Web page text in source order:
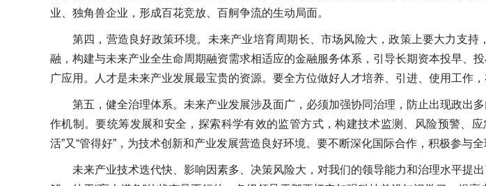
业、独角兽企业，形成百花竞放、百舸争流的生动局面。
第四，营造良好政策环境。未来产业培育周期长、市场风险大，政策上要大力支
融，构建与未来产业全生命周期融资需求相适应的金融服务体系，引导长期资本投早、
广应用。人才是未来产业发展最宝贵的资源。要全方位做好人才培养、引进、使用工作
第五，健全治理体系。未来产业发展涉及面广，必须加强协同治理，防止出现政出
作机制。要统筹发展和安全，探索科学有效的监管方式，构建技术监测、风险预警、
活”又“管得好”，为技术创新和产业发展营造良好环境。要不断深化国际合作，积极参与
未来产业技术迭代快、影响因素多、决策风险大，对我们的领导能力和治理水平提